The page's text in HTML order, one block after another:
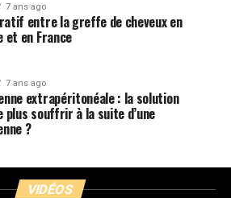
7 ans ago
entre la greffe de cheveux en
et en France
7 ans ago
extrapéritonéale : la solution
plus souffrir à la suite d’une
?
VIDÉOS